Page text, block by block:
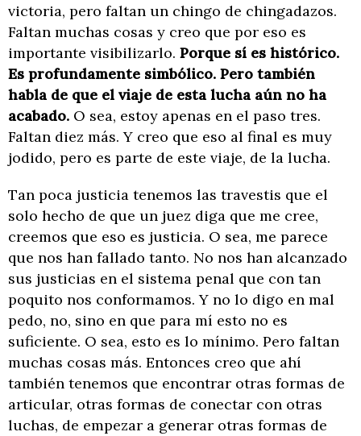
victoria, pero faltan un chingo de chingadazos.
Faltan muchas cosas y creo que por eso es
importante visibilizarlo. Porque sí es histórico.
Es profundamente simbólico. Pero también
habla de que el viaje de esta lucha aún no ha
acabado. O sea, estoy apenas en el paso tres.
Faltan diez más. Y creo que eso al final es muy
jodido, pero es parte de este viaje, de la lucha.
Tan poca justicia tenemos las travestis que el
solo hecho de que un juez diga que me cree,
creemos que eso es justicia. O sea, me parece
que nos han fallado tanto. No nos han alcanzado
sus justicias en el sistema penal que con tan
poquito nos conformamos. Y no lo digo en mal
pedo, no, sino en que para mí esto no es
suficiente. O sea, esto es lo mínimo. Pero faltan
muchas cosas más. Entonces creo que ahí
también tenemos que encontrar otras formas de
articular, otras formas de conectar con otras
luchas, de empezar a generar otras formas de